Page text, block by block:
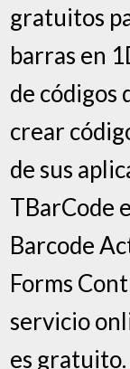
gratuitos
barras en
de códigos
crear
de sus
TBarCode
Barcode
Forms
servicio
es gratuito.